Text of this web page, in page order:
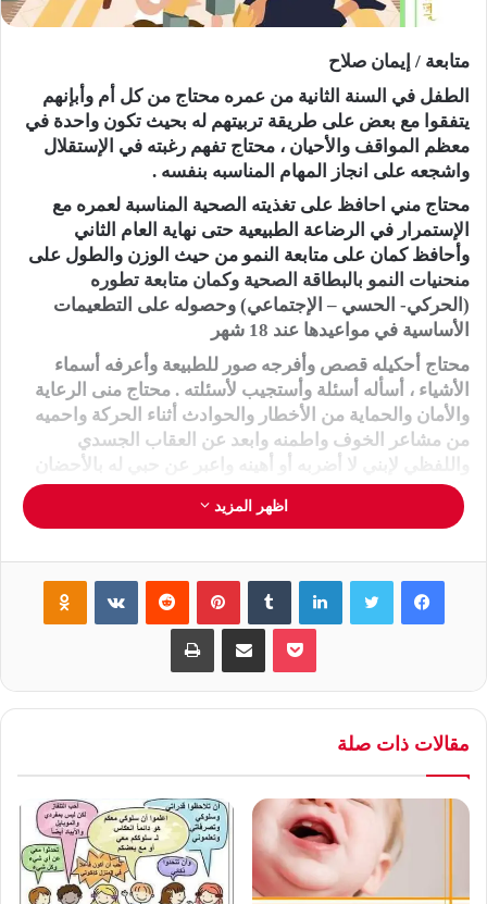
متابعة / إيمان صلاح
الطفل في السنة الثانية من عمره محتاج من كل أم وأبإنهم
يتفقوا مع بعض على طريقة تربيتهم له بحيث تكون واحدة في
معظم المواقف والأحيان ، محتاج تفهم رغبته في الإستقلال
واشجعه على انجاز المهام المناسبه بنفسه .
محتاج مني احافظ على تغذيته الصحية المناسبة لعمره مع
الإستمرار في الرضاعة الطبيعية حتى نهاية العام الثاني
وأحافظ كمان على متابعة النمو من حيث الوزن والطول على
منحنيات النمو بالبطاقة الصحية وكمان متابعة تطوره
(الحركي- الحسي – الإجتماعي) وحصوله على التطعيمات
الأساسية في مواعيدها عند 18 شهر
محتاج أحكيله قصص وأفرجه صور للطبيعة وأعرفه أسماء
الأشياء ، أسأله أسئلة وأستجيب لأسئلته . محتاج منى الرعاية
والأمان والحماية من الأخطار والحوادث أثناء الحركة واحميه
من مشاعر الخوف واطمنه وابعد عن العقاب الجسدي
واللفظي لإبني لا أضربه أو أهينه واعبر عن حبي له بالأحضان
والقبلات.
#احتياجات_الطفل
جريدة المصري الديمقراطي الجديد
اظهر المزيد
فيسبوك تويتر لينكدإن بينتيريست
بوكيت مشاركة عبر البريد طباعة
مقالات ذات صلة